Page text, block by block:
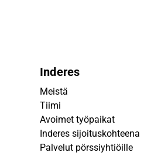
Inderes
Meistä
Tiimi
Avoimet työpaikat
Inderes sijoituskohteena
Palvelut pörssiyhtiöille